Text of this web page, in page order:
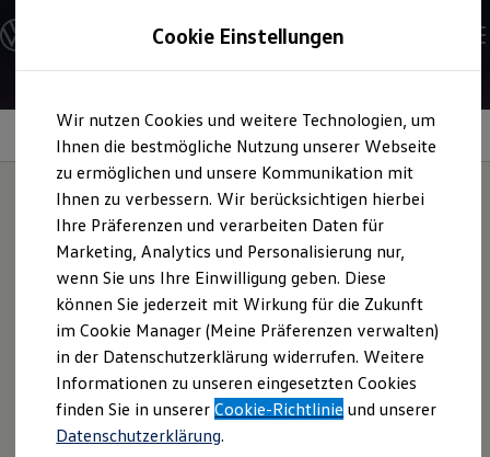
Hauptinhalt
springen
Footer
springen
Modelle und Konfigurator
Konfigurator
Modelle vergleichen
Elektroautos
ENERGY Sondermodelle
Nutzfahrzeuge
SUV und CUV
Familienautos
Kombis
Kompaktwagen
Sportwagen
Schnell verfügbare Fahrzeuge
Angebote und Produkte
Aktuelle Angebote
E-Auto-Förderung
Volkswagen Marktplatz
Die ENERGY Sondermodelle
Junge Gebrauchtwagen und Gebrauchtwagen
Volkswagen Zertifizierte Gebrauchtwagen
Elektromobilität bei Gebrauchtwagen
Information
18-Zoll-
Leichtmetallfelgen
„Faro“für Ihren Polo
Ursprünglich für den Polo GTIentwickelt, verleihen diese
18-Zoll-Leichtmetallfelgen auch Ihrem
Cookie Einstellungen
Wir nutzen Cookies und weitere Technologien, um
Ihnen die bestmögliche Nutzung unserer Webseite
zu ermöglichen und unsere Kommunikation mit
Ihnen zu verbessern. Wir berücksichtigen hierbei
Ihre Präferenzen und verarbeiten Daten für
Marketing, Analytics und Personalisierung nur,
wenn Sie uns Ihre Einwilligung geben. Diese
können Sie jederzeit mit Wirkung für die Zukunft
im Cookie Manager (Meine Präferenzen verwalten)
in der Datenschutzerklärung widerrufen. Weitere
Informationen zu unseren eingesetzten Cookies
finden Sie in unsererCookie-Richtlinie und unserer
Datenschutzerklärung.